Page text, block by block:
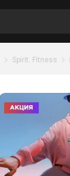
Spirit. Fitness